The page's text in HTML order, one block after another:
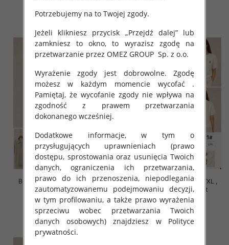
szczegóły
Bluzki damskie Roz S/M-L/XL ,
Mix Kolor Paczka 10 szt
42.00 zł
szczegóły
Bluzki damskie Roz S/M-L/XL ,
Mix Kolor Paczka 10 szt
42.00 zł
szczegóły
Potrzebujemy na to Twojej zgody.
Jeżeli klikniesz przycisk „Przejdź dalej” lub
zamkniesz to okno, to wyrazisz zgodę na
przetwarzanie przez OMEZ GROUP Sp. z o.o.
Wyrażenie zgody jest dobrowolne. Zgodę
możesz w każdym momencie wycofać .
Pamiętaj, że wycofanie zgody nie wpływa na
zgodność z prawem przetwarzania
dokonanego wcześniej.
Dodatkowe informacje, w tym o
przysługujących uprawnieniach (prawo
dostępu, sprostowania oraz usunięcia Twoich
danych, ograniczenia ich przetwarzania,
prawo do ich przenoszenia, niepodlegania
zautomatyzowanemu podejmowaniu decyzji,
w tym profilowaniu, a także prawo wyrażenia
sprzeciwu wobec przetwarzania Twoich
danych osobowych) znajdziesz w Polityce
prywatności.